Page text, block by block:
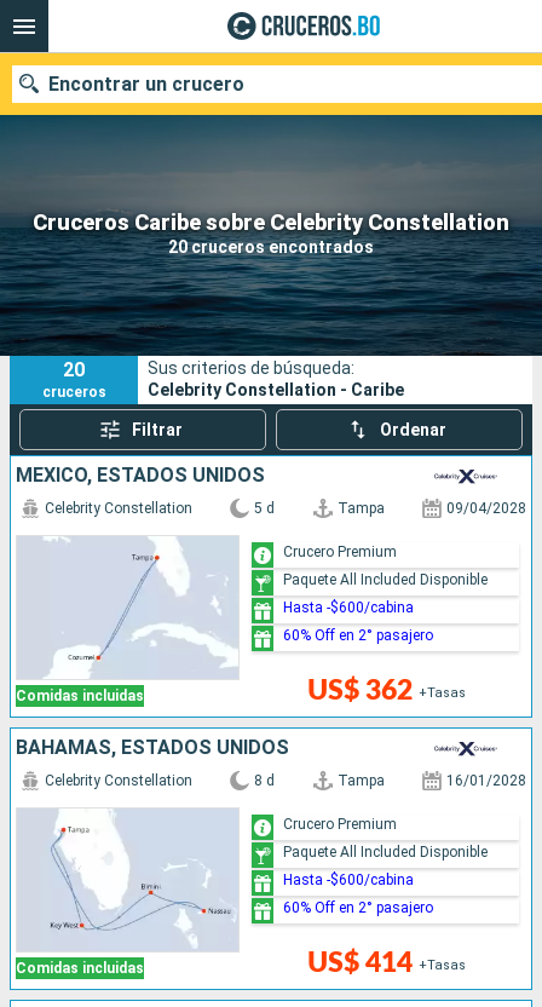
Cruceros Caribe sobre Celebrity Constellation
20 cruceros encontrados
Encontrar un crucero
Nuestros destinos
Fecha de salida
Puertos Compañías
Buscar
20
cruceros
Sus criterios de búsqueda:
Celebrity Constellation - Caribe
Filtrar Ordenar
MÉXICO, ESTADOS UNIDOS
Comidas incluidas
Celebrity Constellation 5 d Tampa 09/04/2028
US$ 362 +Tasas
Crucero Premium
Paquete All Included Disponible
Hasta -$600/cabina
60% Off en 2° pasajero
BAHAMAS, ESTADOS UNIDOS
Comidas incluidas
Celebrity Constellation 8 d Tampa 16/01/2028
US$ 414 +Tasas
Crucero Premium
Paquete All Included Disponible
Hasta -$600/cabina
60% Off en 2° pasajero